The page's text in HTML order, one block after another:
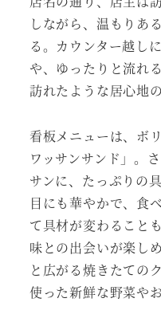
しながら、温もりあ
る。カウンター越し
や、ゆったりと流れ
訪れたような居心地
看板メニューは、ボ
ワッサンサンド」。
サンに、たっぷりの
目にも華やかで、食
て具材が変わること
味との出会いが楽し
と広がる焼きたての
使った新鮮な野菜や